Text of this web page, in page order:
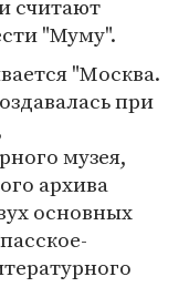
считают
"Муму".
"Москва.
при
музея,
архива
основных